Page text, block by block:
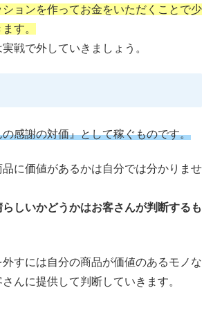
ョンを作ってお金をいただくことで少
す。
戦で外していきましょう。
感謝の対価』として稼ぐものです。
品に価値があるかは自分では分かりませ
しいかどうかはお客さんが判断するも
すには自分の商品が価値のあるモノな
んに提供して判断していきます。